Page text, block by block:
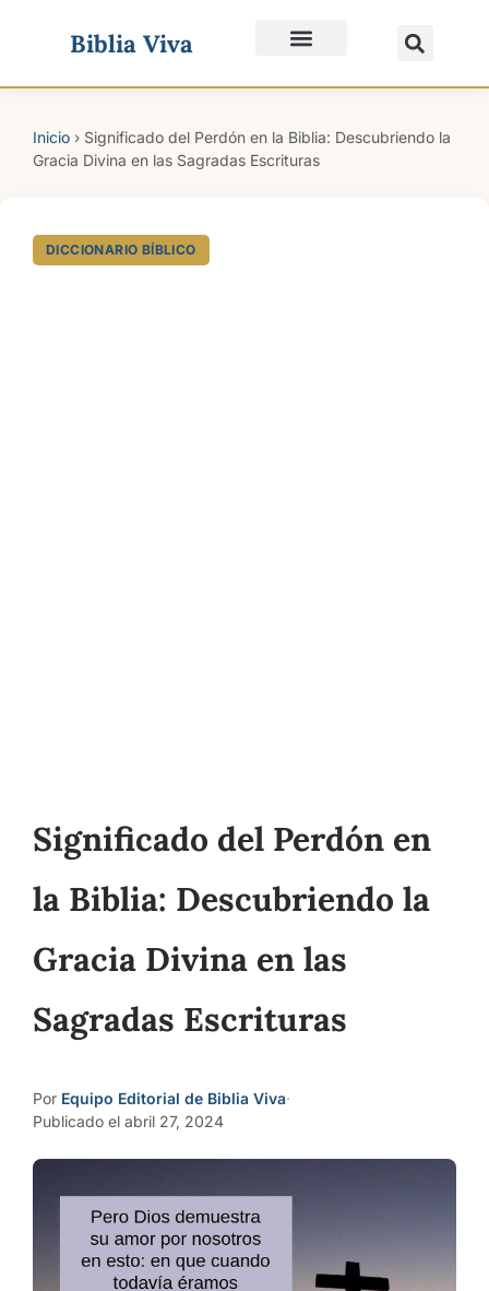
Biblia Viva
Inicio › Significado del Perdón en la Biblia: Descubriendo la
Gracia Divina en las Sagradas Escrituras
DICCIONARIO BÍBLICO
Significado del Perdón en
la Biblia: Descubriendo la
Gracia Divina en las
Sagradas Escrituras
Por Equipo Editorial de Biblia Viva·
Publicado el abril 27, 2024